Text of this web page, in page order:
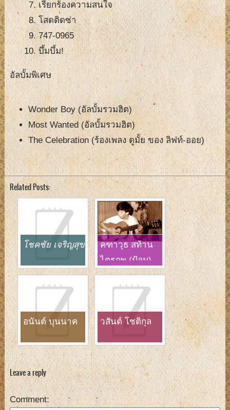
เรียกร้องความสนใจ
โสดติดซ่า
747-0965
บึ้มบึ้ม!
อัลบั้มพิเศษ
Wonder Boy (อัลบั้มรวมฮิต)
Most Wanted (อัลบั้มรวมฮิต)
The Celebration (ร้องเพลง ดูมั้ย ของ ลิฟท์-ออย)
Related Posts:
โชคชัย เจริญสุข
คฑาวุธ สท้าน
ไตรภพ (ป้อม)
อนันต์ บุนนาค วสันต์ โชติกุล
Leave a reply
Comment